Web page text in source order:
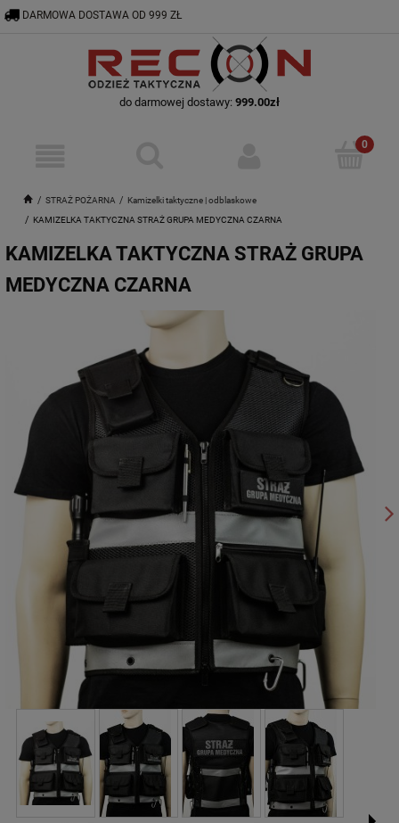
do darmowej dostawy: 999.00zł
STRAŻ POŻARNA
Kamizelki taktyczne | odblaskowe
KAMIZELKA TAKTYCZNA STRAŻ GRUPA MEDYCZNA CZARNA
DARMOWA DOSTAWA OD 999 ZŁ
56 644 92 29
RECON@ODZIEZTAKTYCZNA.PL
KAMIZELKA TAKTYCZNA STRAŻ GRUPA
MEDYCZNA CZARNA